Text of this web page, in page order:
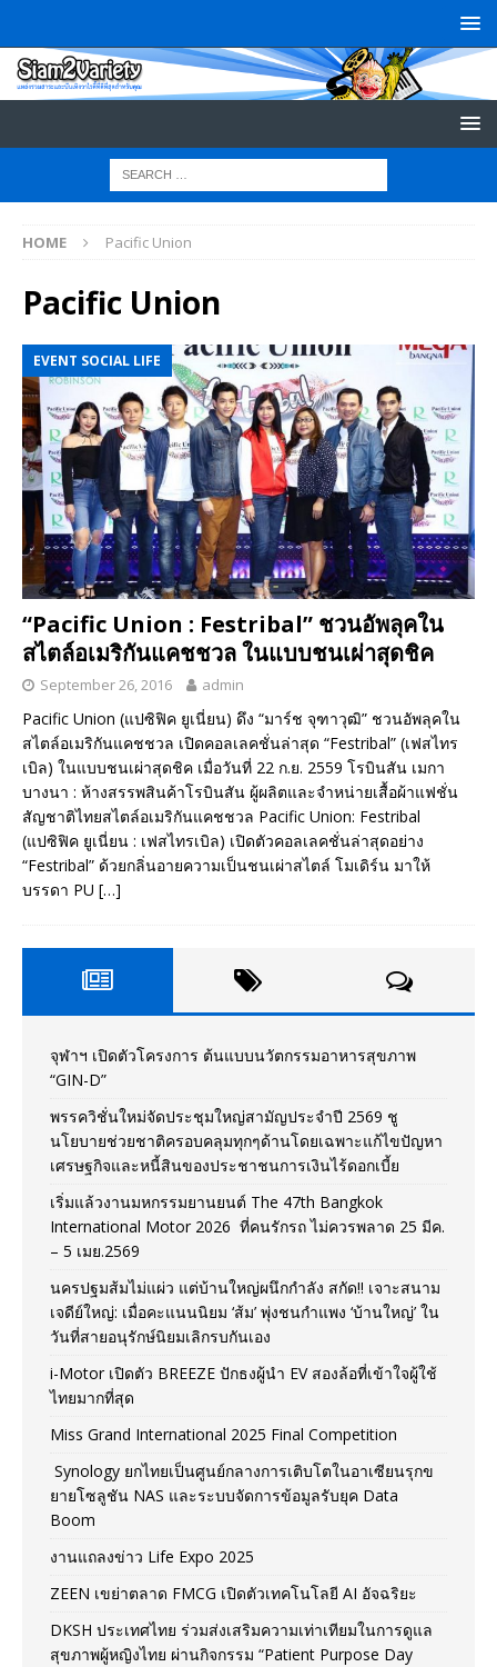
HOME Pacific Union
Pacific Union
EVENT SOCIAL LIFE
“Pacific Union : Festribal” ชวนอัพลุคใน
สไตล์อเมริกันแคชชวล ในแบบชนเผ่าสุดชิค
September 26, 2016 admin
Pacific Union (แปซิฟิค ยูเนี่ยน) ดึง “มาร์ช จุฑาวุฒิ” ชวนอัพลุคใน
สไตล์อเมริกันแคชชวล เปิดคอลเลคชั่นล่าสุด “Festribal” (เฟสไทร
เบิล) ในแบบชนเผ่าสุดชิค เมื่อวันที่ 22 ก.ย. 2559 โรบินสัน เมกา
บางนา : ห้างสรรพสินค้าโรบินสัน ผู้ผลิตและจำหน่ายเสื้อผ้าแฟชั่น
สัญชาติไทยสไตล์อเมริกันแคชชวล Pacific Union: Festribal
(แปซิฟิค ยูเนี่ยน : เฟสไทรเบิล) เปิดตัวคอลเลคชั่นล่าสุดอย่าง
“Festribal” ด้วยกลิ่นอายความเป็นชนเผ่าสไตล์ โมเดิร์น มาให้
บรรดา PU […]
จุฬาฯ เปิดตัวโครงการ ต้นแบบนวัตกรรมอาหารสุขภาพ
“GIN-D”
พรรควิชั่นใหม่จัดประชุมใหญ่สามัญประจำปี 2569 ชู
นโยบายช่วยชาติครอบคลุมทุกๆด้านโดยเฉพาะแก้ไขปัญหา
เศรษฐกิจและหนี้สินของประชาชนการเงินไร้ดอกเบี้ย
เริ่มแล้วงานมหกรรมยานยนต์ The 47th Bangkok
International Motor 2026 ที่คนรักรถ ไม่ควรพลาด 25 มีค.
– 5 เมย.2569
นครปฐมส้มไม่แผ่ว แต่บ้านใหญ่ผนึกกำลัง สกัด!! เจาะสนาม
เจดีย์ใหญ่: เมื่อคะแนนนิยม ‘ส้ม’ พุ่งชนกำแพง ‘บ้านใหญ่’ ใน
วันที่สายอนุรักษ์นิยมเลิกรบกันเอง
i-Motor เปิดตัว BREEZE ปักธงผู้นำ EV สองล้อที่เข้าใจผู้ใช้
ไทยมากที่สุด
Miss Grand International 2025 Final Competition
Synology ยกไทยเป็นศูนย์กลางการเติบโตในอาเซียนรุกข
ยายโซลูชัน NAS และระบบจัดการข้อมูลรับยุค Data
Boom
งานแถลงข่าว Life Expo 2025
ZEEN เขย่าตลาด FMCG เปิดตัวเทคโนโลยี AI อัจฉริยะ
DKSH ประเทศไทย ร่วมส่งเสริมความเท่าเทียมในการดูแล
สุขภาพผู้หญิงไทย ผ่านกิจกรรม “Patient Purpose Day